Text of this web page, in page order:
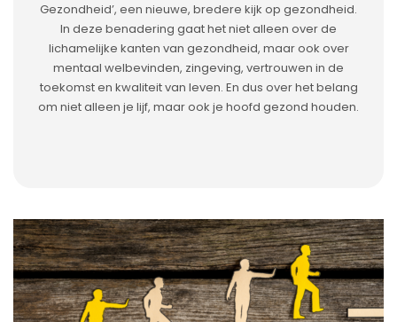
Gezondheid’, een nieuwe, bredere kijk op gezondheid.
In deze benadering gaat het niet alleen over de
lichamelijke kanten van gezondheid, maar ook over
mentaal welbevinden, zingeving, vertrouwen in de
toekomst en kwaliteit van leven. En dus over het belang
om niet alleen je lijf, maar ook je hoofd gezond houden.